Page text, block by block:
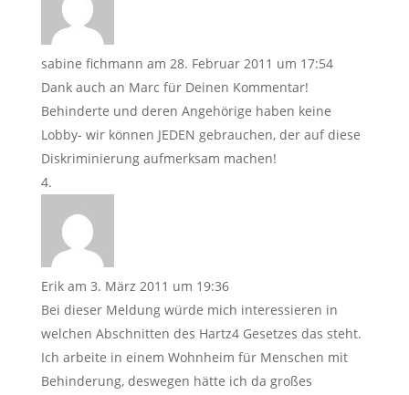
sabine fichmann am 28. Februar 2011 um 17:54
Dank auch an Marc für Deinen Kommentar!
Behinderte und deren Angehörige haben keine
Lobby- wir können JEDEN gebrauchen, der auf diese
Diskriminierung aufmerksam machen!
Erik am 3. März 2011 um 19:36
Bei dieser Meldung würde mich interessieren in
welchen Abschnitten des Hartz4 Gesetzes das steht.
Ich arbeite in einem Wohnheim für Menschen mit
Behinderung, deswegen hätte ich da großes